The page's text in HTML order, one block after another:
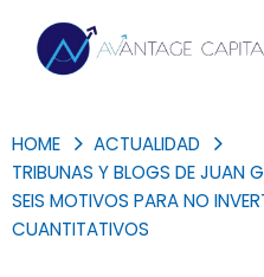
HOME
ACTUALIDAD
TRIBUNAS Y BLOGS DE JUAN
SEIS MOTIVOS PARA NO
CUANTITATIVOS